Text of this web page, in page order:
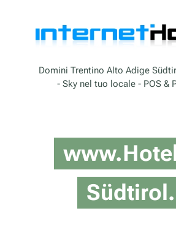
Domini Trentino Alto Adige
- Sky nel tuo locale - POS &